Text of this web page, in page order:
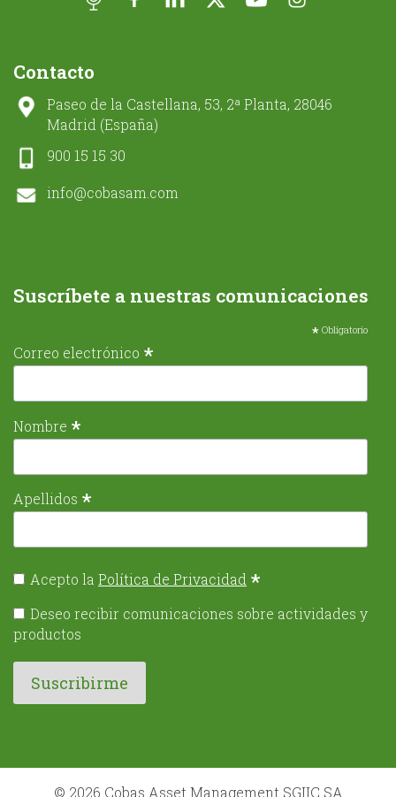
Contacto
Paseo de la Castellana, 53, 2ª Planta, 28046
Madrid (España)
900 15 15 30
info@cobasam.com
Suscríbete a nuestras comunicaciones
* Obligatorio
Correo electrónico *
Nombre *
Apellidos *
Acepto la Política de Privacidad *
Deseo recibir comunicaciones sobre actividades y
productos
© 2026 Cobas Asset Management SGIIC SA